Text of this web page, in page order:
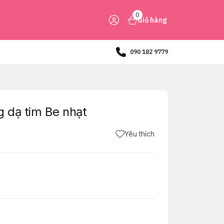
0
Giỏ hàng
090 182 9779
dạ tim Be nhạt
Yêu thích